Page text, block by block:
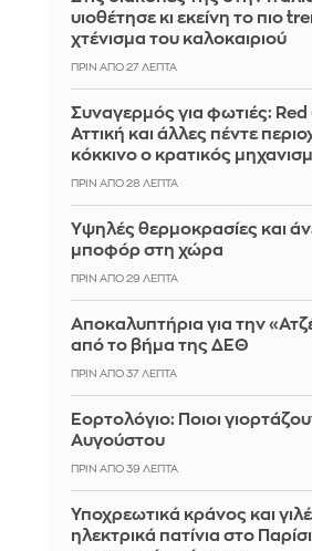
υιοθέτησε κι εκείνη το πιο
χτένισμα του καλοκαιριού
ΠΡΙΝ ΑΠΌ 27 ΛΕΠΤΆ
Συναγερμός για φωτιές: Red
Αττική και άλλες πέντε
κόκκινο ο κρατικός
ΠΡΙΝ ΑΠΌ 28 ΛΕΠΤΆ
Υψηλές θερμοκρασίες και
μποφόρ στη χώρα
ΠΡΙΝ ΑΠΌ 29 ΛΕΠΤΆ
Αποκαλυπτήρια για την
από το βήμα της ΔΕΘ
ΠΡΙΝ ΑΠΌ 37 ΛΕΠΤΆ
Εορτολόγιο: Ποιοι
Αυγούστου
ΠΡΙΝ ΑΠΌ 39 ΛΕΠΤΆ
Υποχρεωτικά κράνος και
ηλεκτρικά πατίνια στο